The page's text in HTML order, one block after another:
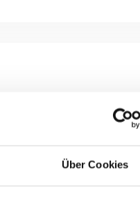
Über Cookies